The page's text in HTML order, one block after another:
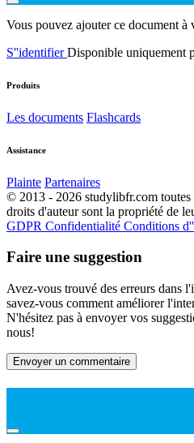
Vous pouvez ajouter ce document à
S''identifierDisponible uniquement
Produits
Les documents Flashcards
Assistance
Plainte Partenaires
© 2013 - 2026 studylibfr.com toutes
droits d'auteur sont la propriété de
GDPR Confidentialité Conditions
Faire une suggestion
Avez-vous trouvé des erreurs dans
savez-vous comment améliorer
N'hésitez pas à envoyer vos
nous!
Envoyer un commentaire